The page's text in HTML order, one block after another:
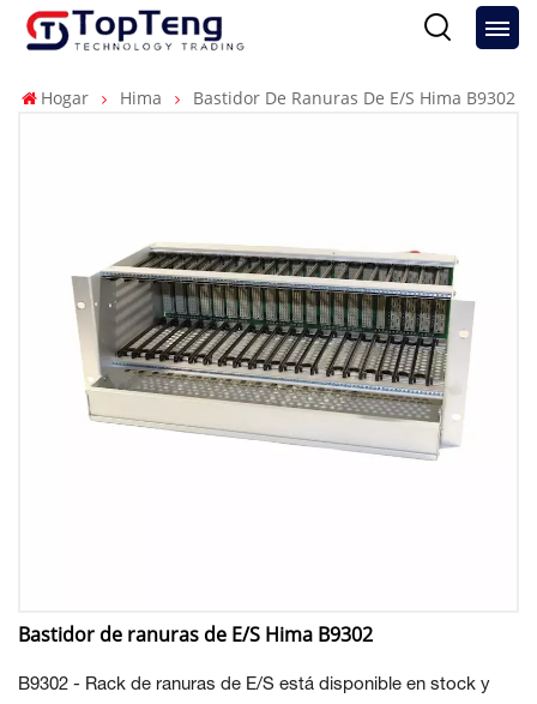
Hogar Hima Bastidor De Ranuras De E/S Hima B9302
Bastidor de ranuras de E/S Hima B9302
B9302 - Rack de ranuras de E/S está disponible en stock y